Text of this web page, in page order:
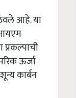
आहे.या
प्रकल्पाची
ऊर्जा
शून्यकार्बन